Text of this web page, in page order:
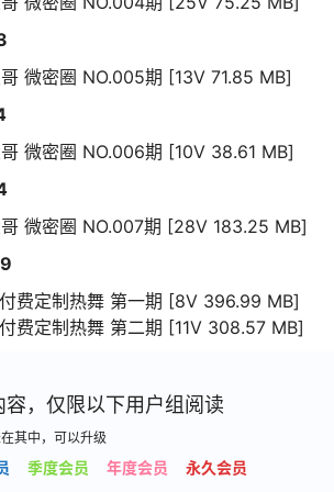
微密圈 NO.005期 [13V 71.85 MB]
微密圈 NO.006期 [10V 38.61 MB]
微密圈 NO.007期 [28V 183.25 MB]
费定制热舞 第一期 [8V 396.99 MB]
费定制热舞 第二期 [11V 308.57 MB]
容，仅限以下用户组阅读
其中，可以升级
季度会员 年度会员 永久会员